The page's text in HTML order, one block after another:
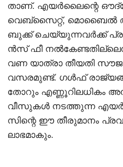
താണ്. എയർലൈന്റെ
വെബ്സൈറ്റ്, മൊബൈൽ
ബുക്ക് ചെയ്യുന്നവർക്ക്
ൻസ് ഫീ
വണ യാത്രാ തീയതി
വസരമുണ്ട്. ഗൾഫ്
തോറും എണ്ണൂറിലധികം
വീസുകൾ നടത്തുന്ന
സിന്റെ ഈ തീരുമാനം
ലാഭമാകും.